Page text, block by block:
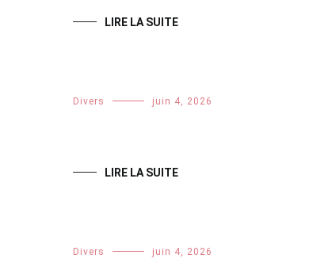
LIRE LA SUITE
Divers juin 4, 2026
LIRE LA SUITE
Divers juin 4, 2026